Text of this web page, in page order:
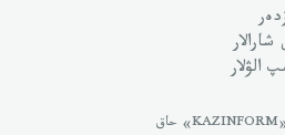
الۋلار